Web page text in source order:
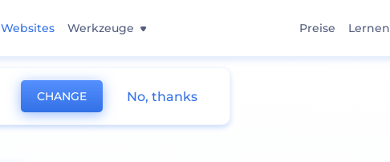
Websites Werkzeuge Preise Lernen
CHANGE No, thanks